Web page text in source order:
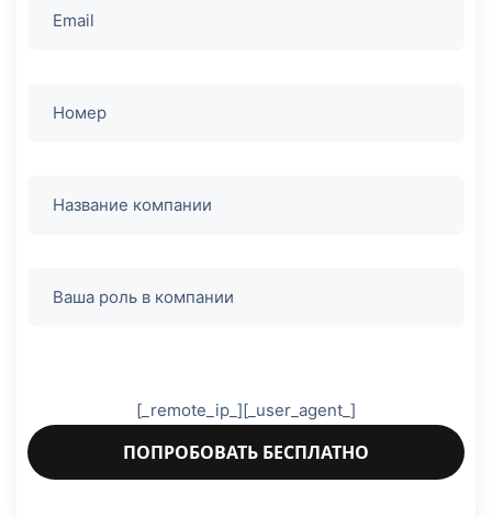
пустым.
[_remote_ip_][_user_agent_]